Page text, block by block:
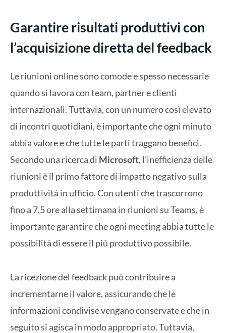
Garantire risultati produttivi con
l’acquisizione diretta del feedback
Le riunioni online sono comode e spesso necessarie
quando si lavora con team, partner e clienti
internazionali. Tuttavia, con un numero così elevato
di incontri quotidiani, è importante che ogni minuto
abbia valore e che tutte le parti traggano benefici.
Secondo una ricerca di Microsoft, l’inefficienza delle
riunioni è il primo fattore di impatto negativo sulla
produttività in ufficio. Con utenti che trascorrono
fino a 7,5 ore alla settimana in riunioni su Teams, è
importante garantire che ogni meeting abbia tutte le
possibilità di essere il più produttivo possibile.
La ricezione del feedback può contribuire a
incrementarne il valore, assicurando che le
informazioni condivise vengano conservate e che in
seguito si agisca in modo appropriato. Tuttavia,